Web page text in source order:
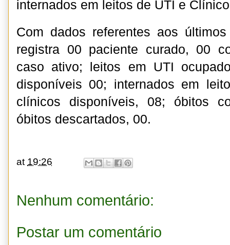
internados em leitos de UTI e
Com dados referentes aos
registra 00 paciente curado, 00
caso ativo; leitos em UTI
disponíveis 00; internados em
clínicos disponíveis, 08; óbitos
óbitos descartados, 00.
at 19:26
Nenhum comentário:
Postar um comentário